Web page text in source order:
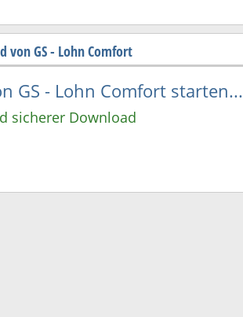
von GS - Lohn Comfort
GS - Lohn Comfort starten...
sicherer Download